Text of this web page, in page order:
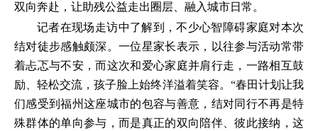
双向奔赴，让助残公益走出圈层、融入城市日常。
记者在现场走访中了解到，不少心智障碍家庭对本次
结对徒步感触颇深。一位星家长表示，以往参与活动常带
着忐忑与不安，而这次和爱心家庭并肩行走，一路相互鼓
励、轻松交流，孩子脸上始终洋溢着笑容。“春田计划让我
们感受到福州这座城市的包容与善意，结对同行不再是特
殊群体的单向参与，而是真正的双向陪伴、彼此接纳，这